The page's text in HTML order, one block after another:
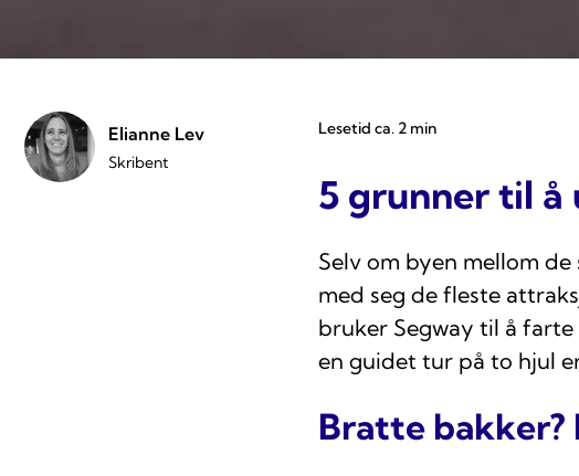
Lesetid ca. 2 min
5 grunner til å
Elianne Lev
Skribent
Selv om byen mellom
med seg de fleste
bruker Segway til å
en guidet tur på to hjul
Bratte bakker?